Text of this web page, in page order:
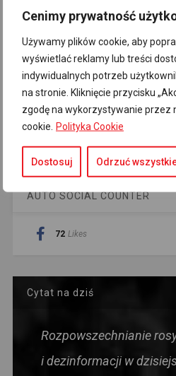
Cenimy prywatność
Używamy plików cookie, aby
wyświetlać reklamy lub treści
indywidualnych potrzeb
na stronie. Kliknięcie przycisku
zgodę na wykorzystywanie przez
cookie. Polityka Cookie
Dostosuj Odrzuć
EMAIL NEWSLETTER
Zapisz się do newslettera
AUTO SOCIAL COUNTER
72 Likes
Cytat na dziś
Rozpowszechnianie
i dezinformacji w